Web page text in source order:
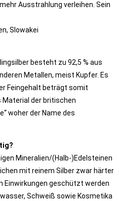
Ausstrahlung verleihen. Sein
Slowakei
besteht zu 92,5 % aus
Metallen, meist Kupfer. Es
Feingehalt beträgt somit
Material der britischen
woher der Name des
Mineralien/(Halb-)Edelsteinen
mit reinem Silber zwar härter
Einwirkungen geschützt werden
Schweiß sowie Kosmetika